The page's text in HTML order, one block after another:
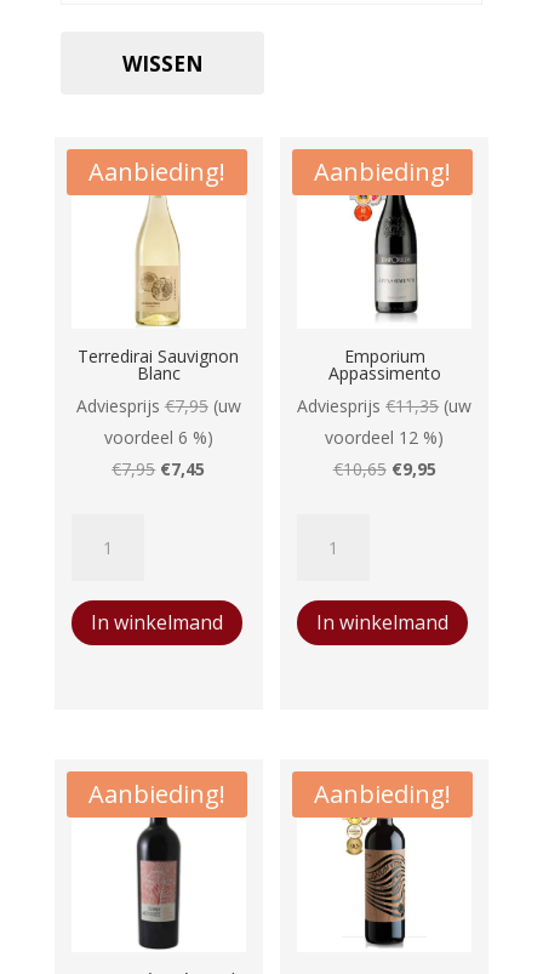
WISSEN
Aanbieding!
Terredirai Sauvignon
Blanc
Adviesprijs €7,95(uw
voordeel 6 %)
€7,95 Oorspronkelijke
€7,45
Sauvignon
aantal
In winkelmand
Aanbieding!
Emporium
Appassimento
Adviesprijs €11,35 (uw
voordeel 12 %)
€10,65 Oorspronkelijke
€9,95Huidige
Appassimento
In winkelmand
Aanbieding! Aanbieding!